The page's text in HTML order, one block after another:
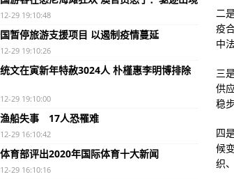
系统标准化！美国防部发布使命任务工程指南
俄罗斯与外国潜在客户磋商苏-57隐身战斗机出口方
消失的五分钟：日本如何自毁长城，从而失去了称
4700米高原上15式坦克秀移动射击：车长越过炮长
希特勒15名“试毒女郎”，只她一人活下来，95岁才
用15式轻坦对峙印度正牌主战坦克，解放军心太大
二
疫
中
三
供
稳
四
候
织
29 19:10:48
暂停旅游支援项目 以遏制疫情蔓延
29 19:10:26
文在寅新年特赦3024人 朴槿惠李明博排除
29 19:10:00
船失事 17人恐罹难
29 16:10:42
育部评出2020年国际体育十大新闻
29 16:10:16